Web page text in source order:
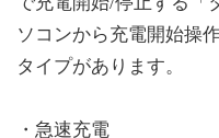
ソコンから充電開始操
タイプがあります。
・急速充電